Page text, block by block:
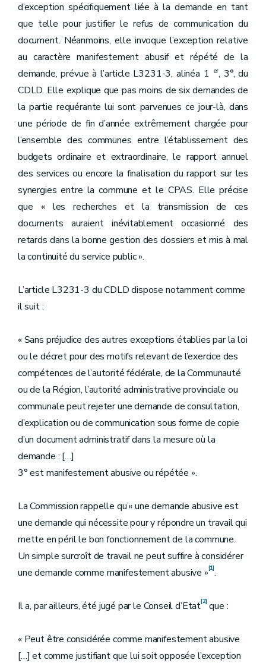
d’exception spécifiquement liée à la demande en tant
que telle pour justifier le refus de communication du
document. Néanmoins, elle invoque l’exception relative
au caractère manifestement abusif et répété de la
demande, prévue à l’article L3231-3, alinéa 1 er, 3°, du
CDLD. Elle explique que pas moins de six demandes de
la partie requérante lui sont parvenues ce jour-là, dans
une période de fin d’année extrêmement chargée pour
l’ensemble des communes entre l’établissement des
budgets ordinaire et extraordinaire, le rapport annuel
des services ou encore la finalisation du rapport sur les
synergies entre la commune et le CPAS. Elle précise
que « les recherches et la transmission de ces
documents auraient inévitablement occasionné des
retards dans la bonne gestion des dossiers et mis à mal
la continuité du service public ».
L’article L3231-3 du CDLD dispose notamment comme
il suit :
« Sans préjudice des autres exceptions établies par la loi
ou le décret pour des motifs relevant de l’exercice des
compétences de l’autorité fédérale, de la Communauté
ou de la Région, l’autorité administrative provinciale ou
communale peut rejeter une demande de consultation,
d’explication ou de communication sous forme de copie
d’un document administratif dans la mesure où la
demande : […]
3° est manifestement abusive ou répétée ».
La Commission rappelle qu’« une demande abusive est
une demande qui nécessite pour y répondre un travail qui
mette en péril le bon fonctionnement de la commune.
Un simple surcroît de travail ne peut suffire à considérer
une demande comme manifestement abusive »[1].
Il a, par ailleurs, été jugé par le Conseil d’Etat[2] que :
« Peut être considérée comme manifestement abusive
[…] et comme justifiant que lui soit opposée l’exception